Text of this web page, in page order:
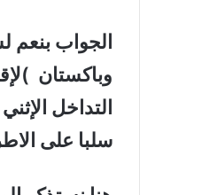
الجواب بنعم
وباكستان
التداخل
سلبا على